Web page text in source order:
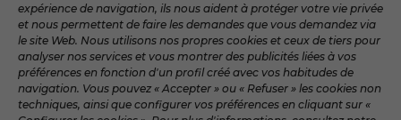
expérience de navigation, ils nous aident à protéger votre vie privée
et nous permettent de faire les demandes que vous demandez via
le site Web. Nous utilisons nos propres cookies et ceux de tiers pour
analyser nos services et vous montrer des publicités liées à vos
préférences en fonction d'un profil créé avec vos habitudes de
navigation. Vous pouvez « Accepter » ou « Refuser » les cookies non
techniques, ainsi que configurer vos préférences en cliquant sur «
talent@hamilton.global
INSCRIVEZ-VOUS À LA
NEWSLETTER MENSUEL